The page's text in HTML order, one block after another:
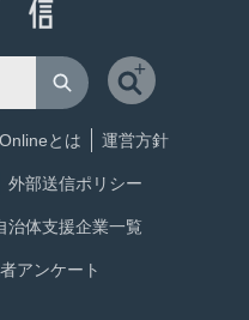
とは 運営方針
外部送信ポリシー
治体支援企業一覧
アンケート